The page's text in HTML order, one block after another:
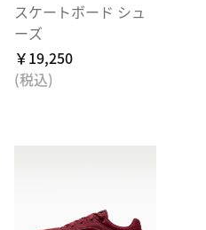
スケートボード シュ
ーズ
￥19,250
(税込)